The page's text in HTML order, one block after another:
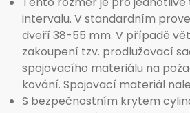
intervalu. V standardním
dveří 38-55 mm. V případě
zakoupení tzv. prodlužovací
spojovacího materiálu na
kování. Spojovací materiál
S bezpečnostním krytem